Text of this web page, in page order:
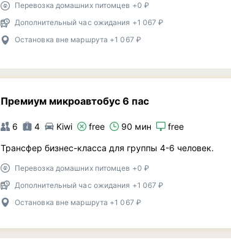
Перевозка домашних питомцев +0 ₽
Дополнительный час ожидания +1 067 ₽
Остановка вне маршрута +1 067 ₽
Премиум микроавтобус 6 пас
6 4 Kiwi free 90 мин free
Трансфер бизнес-класса для группы 4-6 человек.
Перевозка домашних питомцев +0 ₽
Дополнительный час ожидания +1 067 ₽
Остановка вне маршрута +1 067 ₽